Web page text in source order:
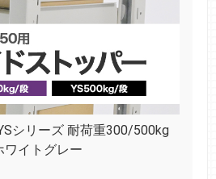
シリーズ 耐荷重300/500kg
ワイトグレー